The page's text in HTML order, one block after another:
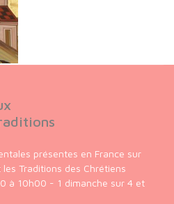
présentes en France sur
Traditions des Chrétiens
à 10h00 - 1 dimanche sur 4 et